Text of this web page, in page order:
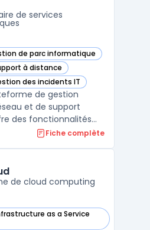
également des
de services
de parc informatique
catégorie
à distance
catégorie
des incidents IT
catégorie
de gestion
et de support
des fonctionnalités
la gestion à
surveiller leur
environnement, recevoir des ...
Fiche complète
de cloud computing
as a Service
cette catégorie